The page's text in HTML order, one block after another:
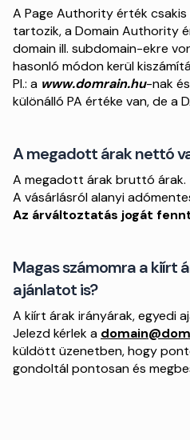
A Page Authority érték
tartozik, a Domain Authority
domain ill. subdomain-ekre
hasonló módon kerül
Pl.: a www.domrain.hu-nak
különálló PA értéke van, de a
A megadott árak nettó
A megadott árak bruttó árak.
A vásárlásról alanyi
Az árváltoztatás jogát
Magas számomra a kiírt
ajánlatot is?
A kiírt árak irányárak, egyedi
Jelezd kérlek a
küldött üzenetben, hogy
gondoltál pontosan és